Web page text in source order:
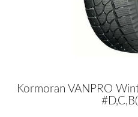
Kormoran VANPRO